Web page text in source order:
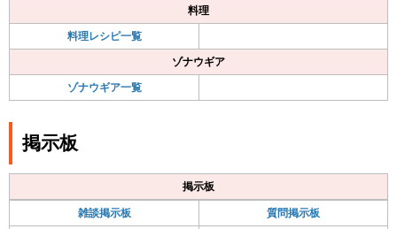
料理
料理レシピ一覧
ゾナウギア
ゾナウギア一覧
掲示板
掲示板
雑談掲示板
質問掲示板